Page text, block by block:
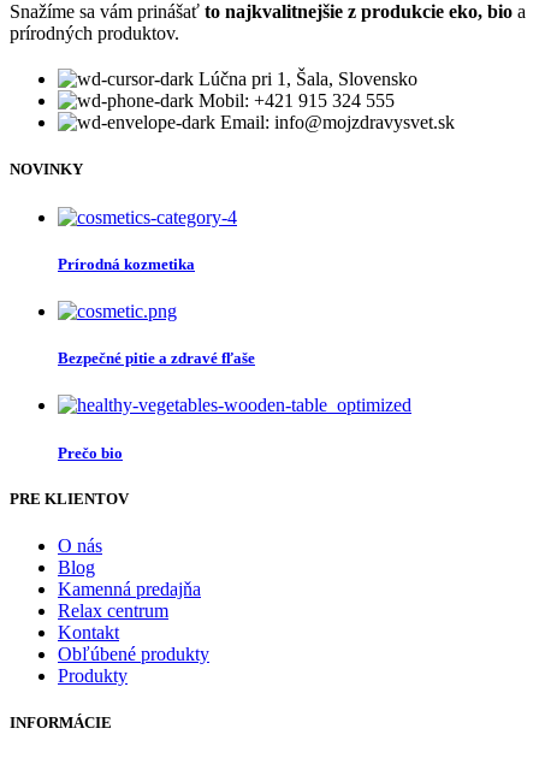
Snažíme sa vám prinášať to najkvalitnejšie z produkcie eko, bio a
prírodných produktov.
Lúčna pri 1, Šala, Slovensko
Mobil: +421 915 324 555
Email: info@mojzdravysvet.sk
NOVINKY
Prírodná kozmetika
Bezpečné pitie a zdravé fľaše
Prečo bio
PRE KLIENTOV
O nás
Blog
Kamenná predajňa
Relax centrum
Kontakt
Obľúbené produkty
Produkty
INFORMÁCIE